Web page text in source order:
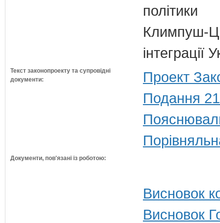
політики
Климпуш-
Текст законопроекту та супровідні
документи:
Проект
Подання
Документи, пов'язані із роботою:
Висновок
Висновок